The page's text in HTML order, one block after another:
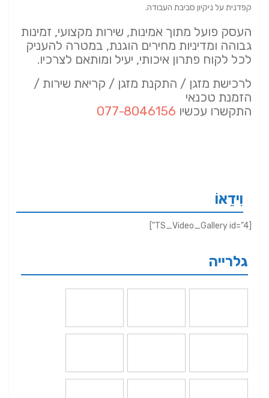
קפדנית על ניקיון סביבת העבודה.
העסק פועל מתוך אמינות, שירות מקצועי, זמינות
גבוהה ומדיניות מחירים הוגנת, במטרה להעניק
לכל לקוח פתרון איכותי, יעיל ומותאם לצרכיו.
לרכישת מזגן / התקנת מזגן / קריאת שירות /
הזמנת טכנאי
התקשרו עכשיו 077-8046156
וִידֵאוֹ
[TS_Video_Gallery id="4"]
גלרייה